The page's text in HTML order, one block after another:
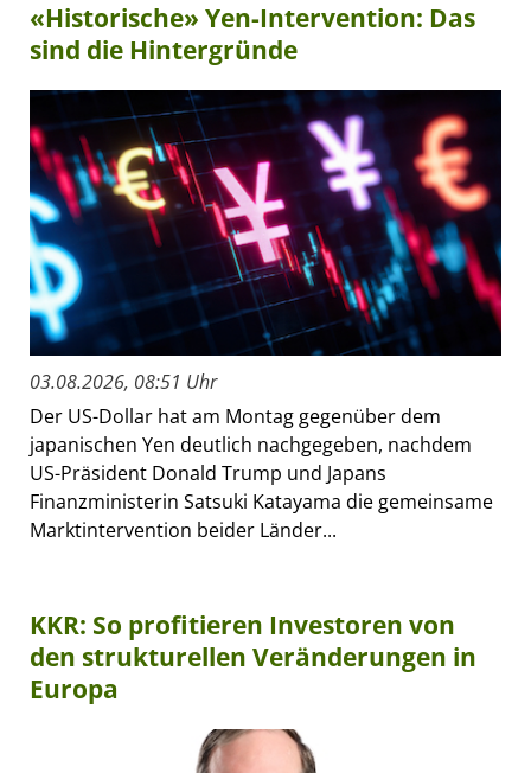
«Historische» Yen-Intervention: Das
sind die Hintergründe
03.08.2026, 08:51 Uhr
Der US-Dollar hat am Montag gegenüber dem
japanischen Yen deutlich nachgegeben, nachdem
US-Präsident Donald Trump und Japans
Finanzministerin Satsuki Katayama die gemeinsame
Marktintervention beider Länder...
KKR: So profitieren Investoren von
den strukturellen Veränderungen in
Europa